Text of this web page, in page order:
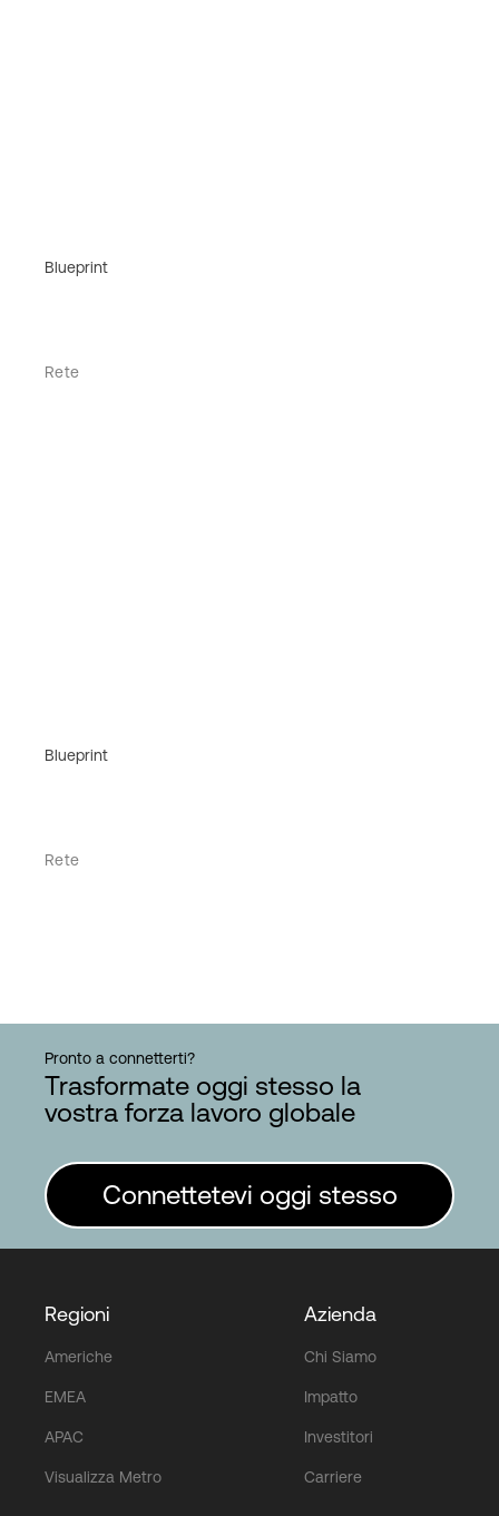
Blueprint
Rete
Blueprint
Rete
Pronto a connetterti?
Trasformate oggi stesso la
vostra forza lavoro globale
Connettetevi oggi stesso
Regioni
Americhe
EMEA
APAC
Visualizza Metro
Azienda
Chi Siamo
Impatto
Investitori
Carriere